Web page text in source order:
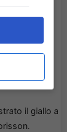
ha fatto
il giallo a